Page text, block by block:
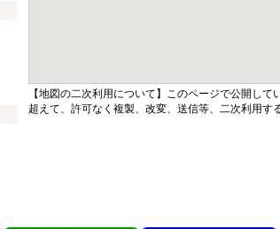
【地図の二次利用について】このページで公開し
超えて、許可なく複製、改変、送信等、二次利用す